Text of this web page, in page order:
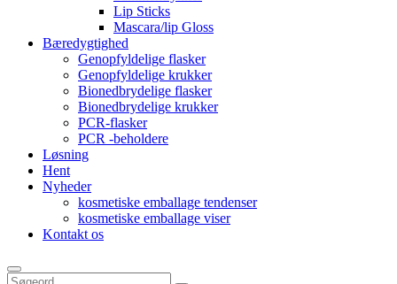
Lip Sticks
Mascara/lip Gloss
Bæredygtighed
Genopfyldelige flasker
Genopfyldelige krukker
Bionedbrydelige flasker
Bionedbrydelige krukker
PCR-flasker
PCR -beholdere
Løsning
Hent
Nyheder
kosmetiske emballage tendenser
kosmetiske emballage viser
Kontakt os